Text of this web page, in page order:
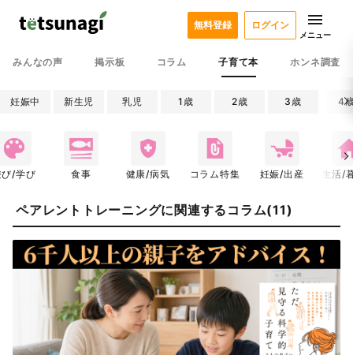
みんなの声 掲示板 コラム 子育て本 ホンネ調査
無料登録 ログイン
メニュー
妊娠中 新生児 乳児 1歳 2歳 3歳 4
び/学び 食事 健康/病気 コラム特集 妊娠/出産 生活/
ペアレントトレーニングに関連するコラム(11)